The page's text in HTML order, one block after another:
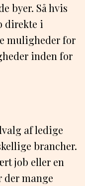
byer. Så hvis
direkte i
muligheder for
inden for
af ledige
brancher.
job eller en
mange